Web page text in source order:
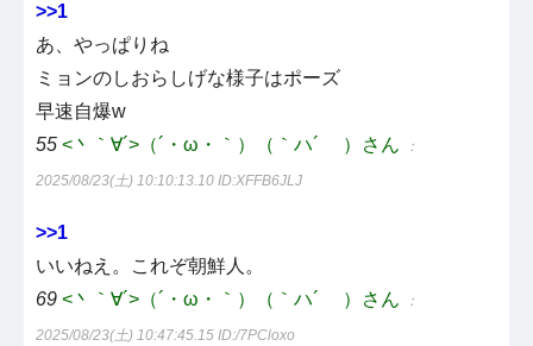
>>1
あ、やっぱりね
ミョンのしおらしげな様子はポーズ
早速自爆w
55 <丶｀∀´>（´・ω・｀）（｀ハ´ ）さん ：
2025/08/23(土) 10:10:13.10 ID:XFFB6JLJ
>>1
いいねえ。これぞ朝鮮人。
69 <丶｀∀´>（´・ω・｀）（｀ハ´ ）さん ：
2025/08/23(土) 10:47:45.15 ID:/7PCloxo